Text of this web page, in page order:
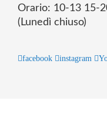
Orario: 10-13 15-
(Lunedì chiuso)
facebook instagram